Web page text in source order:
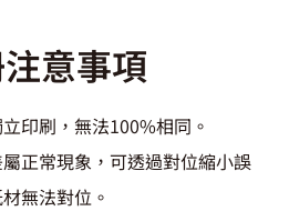
意事項
印刷，無法100%相同。
正常現象，可透過對位縮小誤
無法對位。